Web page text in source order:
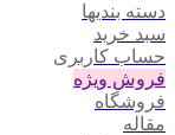
دسته بندیها
سبد خرید
حساب کاربری
فروش ویژه
فروشگاه
مقاله